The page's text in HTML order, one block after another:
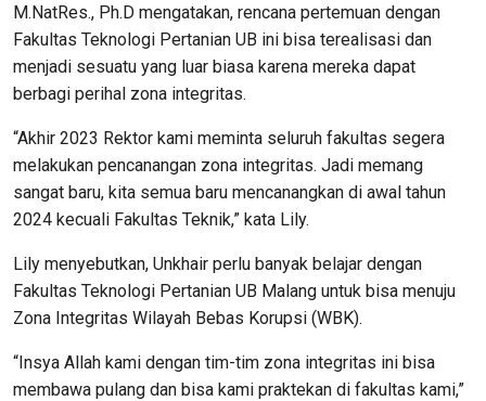
M.NatRes., Ph.D mengatakan, rencana pertemuan dengan
Fakultas Teknologi Pertanian UB ini bisa terealisasi dan
menjadi sesuatu yang luar biasa karena mereka dapat
berbagi perihal zona integritas.
“Akhir 2023 Rektor kami meminta seluruh fakultas segera
melakukan pencanangan zona integritas. Jadi memang
sangat baru, kita semua baru mencanangkan di awal tahun
2024 kecuali Fakultas Teknik,” kata Lily.
Lily menyebutkan, Unkhair perlu banyak belajar dengan
Fakultas Teknologi Pertanian UB Malang untuk bisa menuju
Zona Integritas Wilayah Bebas Korupsi (WBK).
“Insya Allah kami dengan tim-tim zona integritas ini bisa
membawa pulang dan bisa kami praktekan di fakultas kami,”